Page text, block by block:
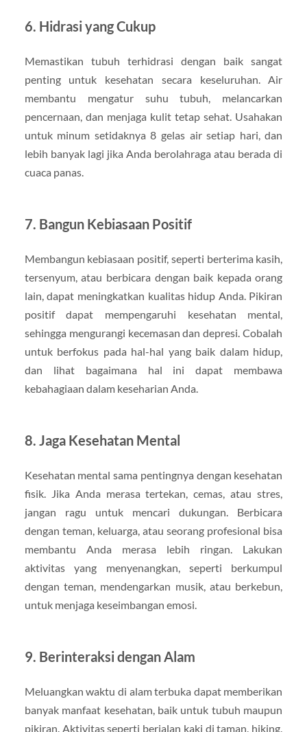
6. Hidrasi yang Cukup
Memastikan tubuh terhidrasi dengan baik sangat
penting untuk kesehatan secara keseluruhan. Air
membantu mengatur suhu tubuh, melancarkan
pencernaan, dan menjaga kulit tetap sehat. Usahakan
untuk minum setidaknya 8 gelas air setiap hari, dan
lebih banyak lagi jika Anda berolahraga atau berada di
cuaca panas.
7. Bangun Kebiasaan Positif
Membangun kebiasaan positif, seperti berterima kasih,
tersenyum, atau berbicara dengan baik kepada orang
lain, dapat meningkatkan kualitas hidup Anda. Pikiran
positif dapat mempengaruhi kesehatan mental,
sehingga mengurangi kecemasan dan depresi. Cobalah
untuk berfokus pada hal-hal yang baik dalam hidup,
dan lihat bagaimana hal ini dapat membawa
kebahagiaan dalam keseharian Anda.
8. Jaga Kesehatan Mental
Kesehatan mental sama pentingnya dengan kesehatan
fisik. Jika Anda merasa tertekan, cemas, atau stres,
jangan ragu untuk mencari dukungan. Berbicara
dengan teman, keluarga, atau seorang profesional bisa
membantu Anda merasa lebih ringan. Lakukan
aktivitas yang menyenangkan, seperti berkumpul
dengan teman, mendengarkan musik, atau berkebun,
untuk menjaga keseimbangan emosi.
9. Berinteraksi dengan Alam
Meluangkan waktu di alam terbuka dapat memberikan
banyak manfaat kesehatan, baik untuk tubuh maupun
pikiran. Aktivitas seperti berjalan kaki di taman, hiking,